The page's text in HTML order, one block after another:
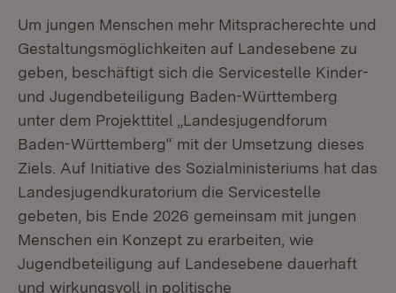
Um jungen Menschen mehr Mitspracherechte und
Gestaltungsmöglichkeiten auf Landesebene zu
geben, beschäftigt sich die Servicestelle Kinder-
und Jugendbeteiligung Baden-Württemberg
unter dem Projekttitel „Landesjugendforum
Baden-Württemberg“ mit der Umsetzung dieses
Ziels. Auf Initiative des Sozialministeriums hat das
Landesjugendkuratorium die Servicestelle
gebeten, bis Ende 2026 gemeinsam mit jungen
Menschen ein Konzept zu erarbeiten, wie
Jugendbeteiligung auf Landesebene dauerhaft
und wirkungsvoll in politische